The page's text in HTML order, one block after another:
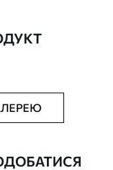
покриття.